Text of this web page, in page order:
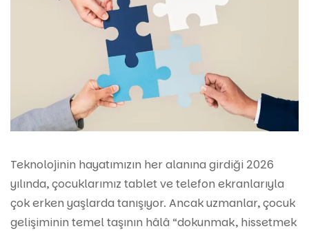
Teknolojinin hayatımızın her alanına girdiği 2026
yılında, çocuklarımız tablet ve telefon ekranlarıyla
çok erken yaşlarda tanışıyor. Ancak uzmanlar, çocuk
gelişiminin temel taşının hâlâ “dokunmak, hissetmek